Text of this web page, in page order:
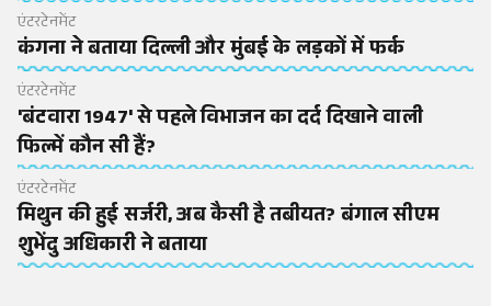
एंटरटेनमेंट
कंगना ने बताया दिल्ली और मुंबई के लड़कों में फर्क
एंटरटेनमेंट
'बंटवारा 1947' से पहले विभाजन का दर्द दिखाने वाली
फिल्में कौन सी हैं?
एंटरटेनमेंट
मिथुन की हुई सर्जरी, अब कैसी है तबीयत? बंगाल सीएम
शुभेंदु अधिकारी ने बताया